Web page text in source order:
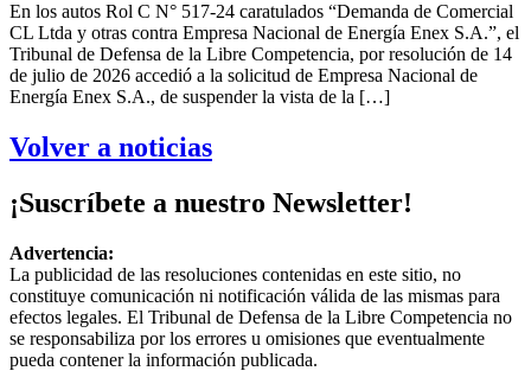
En los autos Rol C N° 517-24 caratulados “Demanda de Comercial
CL Ltda y otras contra Empresa Nacional de Energía Enex S.A.”, el
Tribunal de Defensa de la Libre Competencia, por resolución de 14
de julio de 2026 accedió a la solicitud de Empresa Nacional de
Energía Enex S.A., de suspender la vista de la […]
Volver a noticias
¡Suscríbete a nuestro Newsletter!
Advertencia:
La publicidad de las resoluciones contenidas en este sitio, no
constituye comunicación ni notificación válida de las mismas para
efectos legales. El Tribunal de Defensa de la Libre Competencia no
se responsabiliza por los errores u omisiones que eventualmente
pueda contener la información publicada.